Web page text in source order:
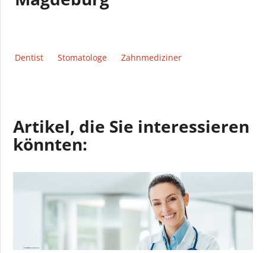
Dentist Stomatologe Zahnmediziner
Artikel, die Sie interessieren
könnten: